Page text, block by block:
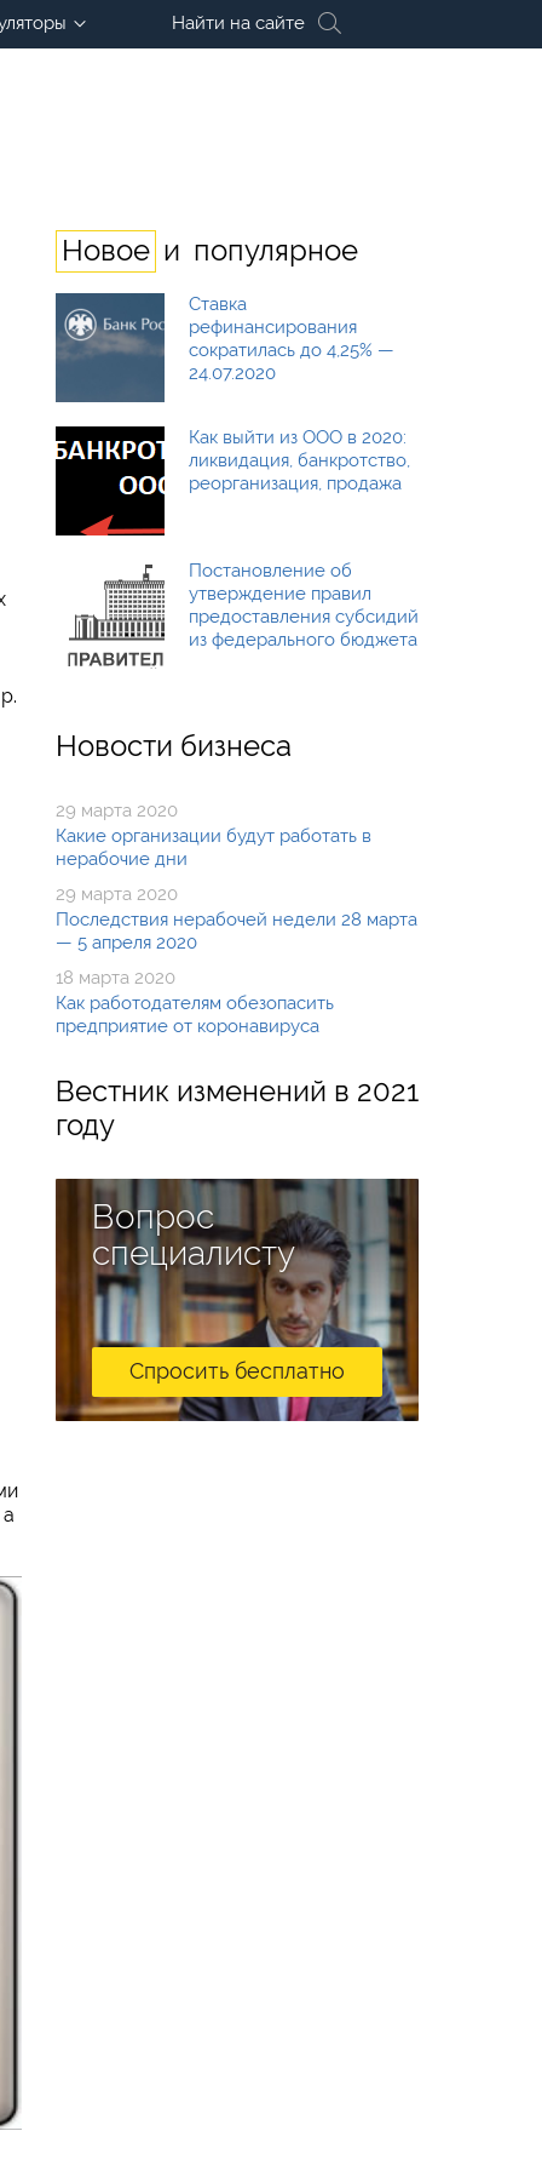
Найти на сайте
Новое и популярное
Ставка
рефинансирования
сократилась до 4,25% —
24.07.2020
Как выйти из ООО в 2020:
ликвидация, банкротство,
реорганизация, продажа
Постановление об
утверждение правил
предоставления субсидий
из федерального бюджета
Новости бизнеса
29 марта 2020
Какие организации будут работать в
нерабочие дни
29 марта 2020
Последствия нерабочей недели 28 марта
— 5 апреля 2020
18 марта 2020
Как работодателям обезопасить
предприятие от коронавируса
Вестник изменений в 2021
году
Вопрос
специалисту
Спросить бесплатно